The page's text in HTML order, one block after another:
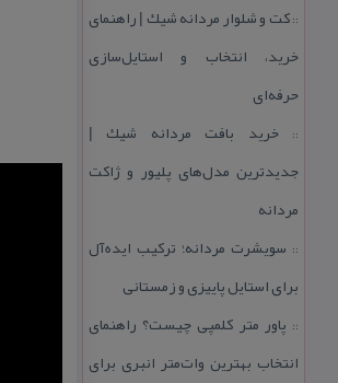
::كت و شلوار مردانه شیك | راهنمای
خرید، انتخاب و استایل‌سازی
حرفه‌ای
::خرید بافت مردانه شیك |
جدیدترین مدل‌های پلیور و ژاكت
مردانه
:: سویشرت مردانه؛ تركیب ایده‌آل
برای استایل پاییزی و زمستانی
:: پاور متر كلمپی چیست؟ راهنمای
انتخاب بهترین وات‌متر انبری برای